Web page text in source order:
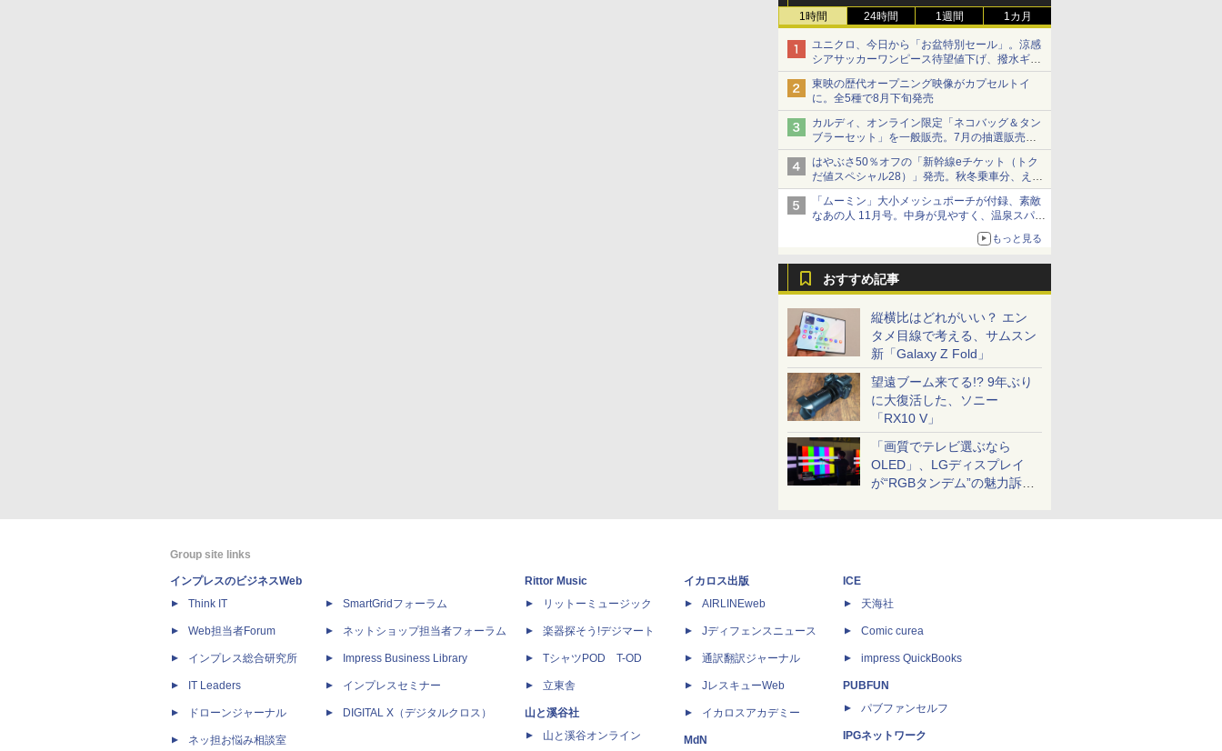
1時間 24時間 1週間 1カ月
ユニクロ、今日から「お盆特別セール」。涼感
シアサッカーワンピース待望値下げ、撥水ギア
ショーツは1990円に
東映の歴代オープニング映像がカプセルトイ
に。全5種で8月下旬発売
カルディ、オンライン限定「ネコバッグ＆タン
ブラーセット」を一般販売。7月の抽選販売の
当選無効分
はやぶさ50％オフの「新幹線eチケット（トク
だ値スペシャル28）」発売。秋冬乗車分、えき
ねっと限定
「ムーミン」大小メッシュポーチが付録、素敵
なあの人 11月号。中身が見やすく、温泉スパに
もっと見る
おすすめ記事
縦横比はどれがいい？ エン
タメ目線で考える、サムスン
新「Galaxy Z Fold」
望遠ブーム来てる!? 9年ぶり
に大復活した、ソニー
「RX10 V」
「画質でテレビ選ぶなら
OLED」、LGディスプレイ
が“RGBタンデム”の魅力訴
Group site links
インプレスのビジネスWeb
Think IT
Web担当者Forum
インプレス総合研究所
IT Leaders
ドローンジャーナル
ネッ担お悩み相談室
SmartGridフォーラム
ネットショップ担当者フォーラム
Impress Business Library
インプレスセミナー
DIGITAL X（デジタルクロス）
Rittor Music
リットーミュージック
楽器探そう!デジマート
TシャツPOD T-OD
立東舎
山と溪谷社
山と溪谷オンライン
イカロス出版
AIRLINEweb
Jディフェンスニュース
通訳翻訳ジャーナル
JレスキューWeb
イカロスアカデミー
MdN
ICE
天海社
Comic curea
impress QuickBooks
PUBFUN
パブファンセルフ
IPGネットワーク